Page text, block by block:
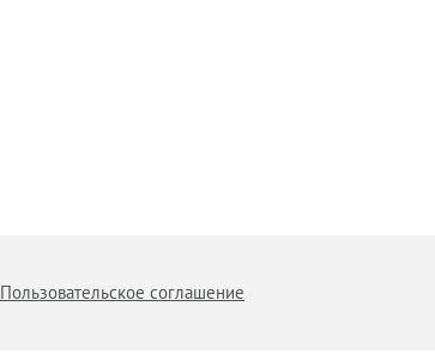
Пользовательское соглашение